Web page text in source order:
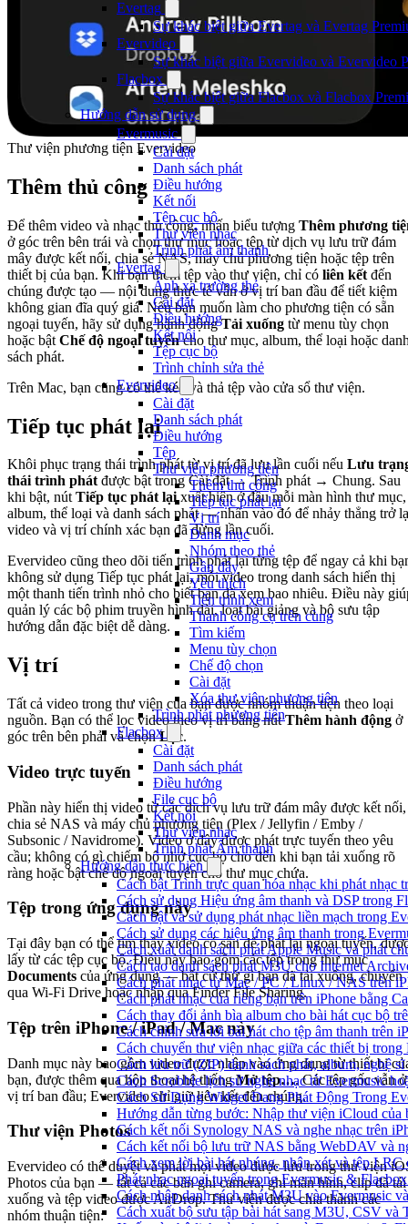
Evertag
Sự khác biệt giữa Evertag và Evertag
Evervideo
Sự khác biệt giữa Evervideo và Evervideo
Flacbox
Sự khác biệt giữa Flacbox và Flacbox
Hướng dẫn sử dụng
Evermusic
Cài đặt
Danh sách phát
Điều hướng
Kết nối
Tệp cục bộ
Thư viện nhạc
Trình phát âm thanh
Evertag
Ánh xạ trường thẻ
Cài đặt
Điều hướng
Kết nối
Tệp cục bộ
Trình chỉnh sửa thẻ
Evervideo
Cài đặt
Danh sách phát
Điều hướng
Tệp
Thư viện phương tiện
Thêm thủ công
Tiếp tục phát lại
Vị trí
Danh mục
Nhóm theo thẻ
Gần đây
Yêu thích
Tiến trình xem
Thanh công cụ trên cùng
Tìm kiếm
Menu tùy chọn
Chế độ chọn
Cài đặt
Xóa thư viện phương tiện
Trình phát phương tiện
Flacbox
Cài đặt
Danh sách phát
Điều hướng
File cục bộ
Kết nối
Thư viện nhạc
Trình phát Âm thanh
Hướng dẫn thực hiện
Cách bật Trình trực quan hóa nhạc khi phát nhạc
Cách sử dụng Hiệu ứng âm thanh và DSP trong
Cách bật và sử dụng phát nhạc liền mạch trong
Cách sử dụng các hiệu ứng âm thanh trong
Cách xuất danh sách phát Apple Music và phát
Cách tạo danh sách phát M3U cho Internet
Cách phát nhạc từ Mac / PC / Linux / NAS trên
Cách phát nhạc của riêng bạn trên iPhone bằng
Cách thay đổi ảnh bìa album cho bài hát cục bộ
Cách chỉnh sửa lời bài hát cho tệp âm thanh trên
Cách chuyển thư viện nhạc giữa các thiết bị
Cách lưu trữ (ZIP) danh sách phát, album, nghệ
Cách Scrobble lịch sử nghe nhạc từ Evermusic
Cách Sử Dụng Widget Đang Phát Động Trong
Hướng dẫn từng bước: Nhập thư viện iCloud của
Cách kết nối Synology NAS và nghe nhạc trên
Cách kết nối bộ lưu trữ NAS bằng WebDAV và
Cách xem lời bài hát nhúng, nhận xét và tệp LRC
Phát nhạc ngoại tuyến trong Evermusic &
Cách nhập danh sách phát M3U vào Evermusic
Cách xuất bộ sưu tập bài hát sang M3U, CSV
Thư viện phương tiện Evervideo
Thêm thủ công
Để thêm video và nhạc thủ công, nhấn biểu tượng Thêm phương
ở góc trên bên trái và chọn thư mục hoặc tệp từ dịch vụ lưu trữ đám
mây được kết nối, chia sẻ NAS, máy chủ phương tiện hoặc tệp trên
thiết bị của bạn. Khi bạn thêm tệp vào thư viện, chỉ có liên kết đến
chúng được tạo — nội dung thực tế vẫn ở vị trí ban đầu để tiết kiệm
không gian đĩa quý giá. Nếu bạn muốn làm cho phương tiện có sẵn
ngoại tuyến, hãy sử dụng hành độngTải xuống từ menu tùy chọn
hoặc bật Chế độ ngoại tuyếncho thư mục, album, thể loại hoặc
sách phát.
Trên Mac, bạn cũng có thể kéo và thả tệp vào cửa sổ thư viện.
Tiếp tục phát lại
Khôi phục trạng thái trình phát từ vị trí đã lưu lần cuối nếu Lưu
thái trình phátđược bật trong Cài đặt → Trình phát → Chung. Sau
khi bật, nútTiếp tục phát lạixuất hiện ở đầu mỗi màn hình thư mục,
album, thể loại và danh sách phát — nhấn vào đó để nhảy thẳng trở
video và vị trí chính xác bạn đã dừng lần cuối.
Evervideo cũng theo dõi tiến trình phát lại từng tệp để ngay cả khi
không sử dụng Tiếp tục phát lại, mỗi video trong danh sách hiển thị
một thanh tiến trình nhỏ cho biết bạn đã xem bao nhiêu. Điều này
quản lý các bộ phim truyền hình dài, loạt bài giảng và bộ sưu tập
hướng dẫn đặc biệt dễ dàng.
Vị trí
Tất cả video trong thư viện của bạn được nhóm thuận tiện theo loại
nguồn. Bạn có thể lọc video theo vị trí bằng nútThêm hành động ở
góc trên bên phải và chọnLọc.
Video trực tuyến
Phần này hiển thị video từ các dịch vụ lưu trữ đám mây được kết nối,
chia sẻ NAS và máy chủ phương tiện (Plex / Jellyfin / Emby /
Subsonic / Navidrome). Video ở đây được phát trực tuyến theo yêu
cầu; không có gì chiếm bộ nhớ cục bộ cho đến khi bạn tải xuống rõ
ràng hoặc bật chế độ ngoại tuyến cho thư mục chứa.
Tệp trong ứng dụng này
Tại đây bạn có thể tìm thấy video có sẵn để phát lại ngoại tuyến,
lấy từ các tệp cục bộ. Điều này bao gồm các tệp trong thư mục
Documents của ứng dụng — bất cứ thứ gì bạn đã tải xuống, chuyển
qua Wi-Fi Drive hoặc nhập qua Finder File Sharing.
Tệp trên iPhone / iPad / Mac này
Danh mục này bao gồm video được nhập vào ứng dụng từ thiết bị
bạn, được thêm qua hộp thoại hệ thốngMở tệp…. Các tệp gốc vẫn ở
vị trí ban đầu; Evervideo chỉ giữ liên kết đến chúng.
Thư viện Photos
Evervideo có thể duyệt và phát mọi video được lưu trong thư viện
Photos của bạn — tất cả các bản ghi camera, ghi màn hình, clip đã tải
xuống và tệp video được AirDrop. Thư viện được chia thành các
nhóm thuận tiện: